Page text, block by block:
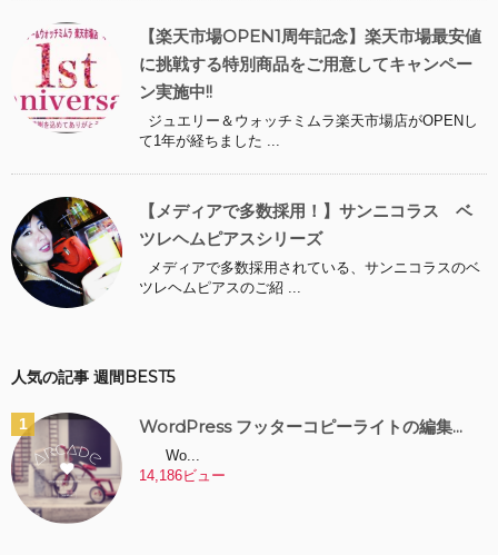
【楽天市場OPEN1周年記念】楽天市場最安値
に挑戦する特別商品をご用意してキャンペー
ン実施中!!
ジュエリー＆ウォッチミムラ楽天市場店がOPENし
て1年が経ちました ...
【メディアで多数採用！】サンニコラス ベ
ツレヘムピアスシリーズ
メディアで多数採用されている、サンニコラスのベ
ツレヘムピアスのご紹 ...
人気の記事 週間BEST5
WordPress フッターコピーライトの編集...
Wo...
14,186ビュー